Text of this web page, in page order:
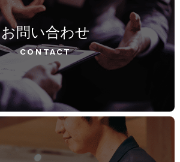
お問い合わせ
CONTACT